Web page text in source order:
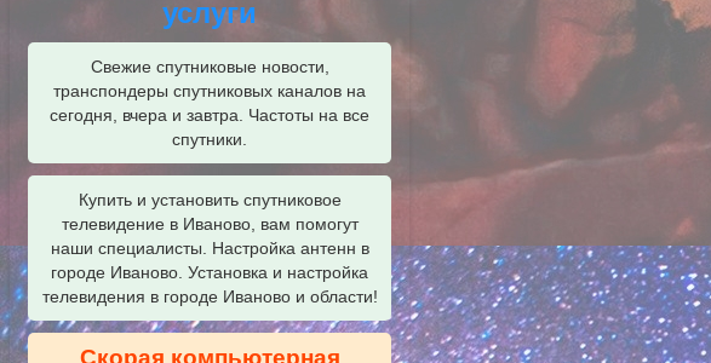
услуги
Свежие спутниковые новости,
транспондеры спутниковых каналов на
сегодня, вчера и завтра. Частоты на все
спутники.
Купить и установить спутниковое
телевидение в Иваново, вам помогут
наши специалисты. Настройка антенн в
городе Иваново. Установка и настройка
телевидения в городе Иваново и области!
Скорая компьютерная